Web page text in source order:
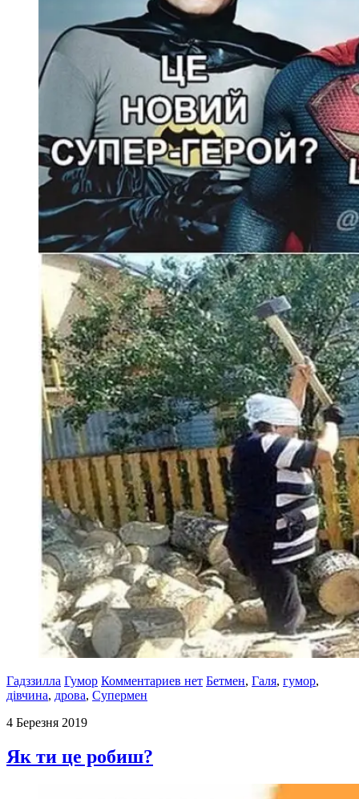
Гадззилла Гумор Комментариев нет Бетмен, Галя, гумор,
дівчина, дрова, Супермен
4 Березня 2019
Як ти це робиш?